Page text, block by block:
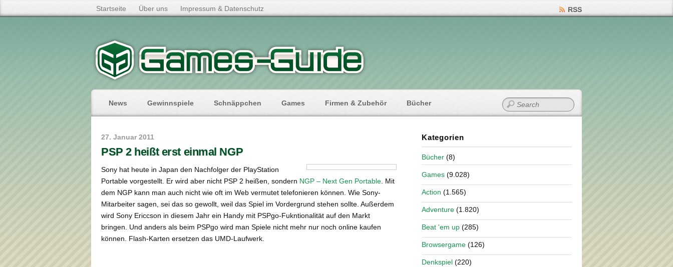
Startseite Über uns Impressum & Datenschutz RSS
News Gewinnspiele Schnäppchen Games Firmen & Zubehör Bücher
27. Januar 2011
PSP 2 heißt erst einmal NGP
Sony hat heute in Japan den Nachfolger der PlayStation
Portable vorgestellt. Er wird aber nicht PSP 2 heißen, sondern NGP – Next Gen Portable . Mit
dem NGP kann man auch nicht wie oft im Web vermutet telefonieren können. Wie Sony-
Mitarbeiter sagen, sei das so gewollt, weil das Spiel im Vordergrund stehen sollte. Außerdem
wird Sony Ericcson in diesem Jahr ein Handy mit PSPgo-Fukntionalität auf den Markt
bringen. Und anders als beim PSPgo wird man Spiele nicht mehr nur noch online kaufen
können. Flash-Karten ersetzen das UMD-Laufwerk.
Kategorien
Bücher (8)
Games (9.028)
Action (1.565)
Adventure (1.820)
Beat 'em up (285)
Browsergame (126)
Denkspiel (220)